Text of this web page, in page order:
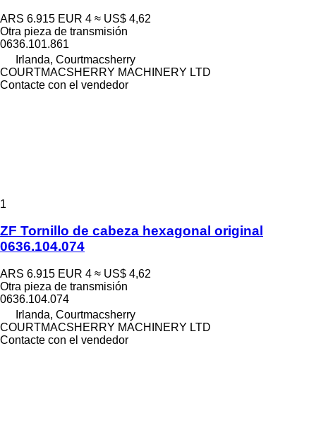
ARS 6.915 EUR 4 ≈ US$ 4,62
Otra pieza de transmisión
0636.101.861
Irlanda, Courtmacsherry
COURTMACSHERRY MACHINERY LTD
Contacte con el vendedor
1
ZF Tornillo de cabeza hexagonal original
0636.104.074
ARS 6.915 EUR 4 ≈ US$ 4,62
Otra pieza de transmisión
0636.104.074
Irlanda, Courtmacsherry
COURTMACSHERRY MACHINERY LTD
Contacte con el vendedor